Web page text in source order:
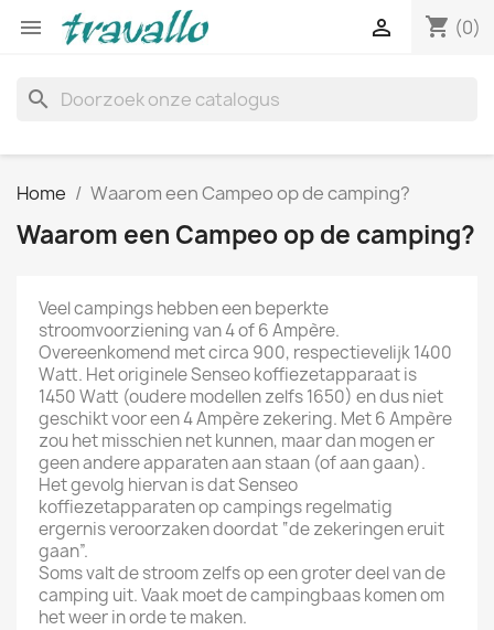
 shopping_cart (0)

search
Home Waarom een Campeo op de camping?
Waarom een Campeo op de camping?
Veel campings hebben een beperkte
stroomvoorziening van 4 of 6 Ampère.
Overeenkomend met circa 900, respectievelijk 1400
Watt. Het originele Senseo koffiezetapparaat is
1450 Watt (oudere modellen zelfs 1650) en dus niet
geschikt voor een 4 Ampère zekering. Met 6 Ampère
zou het misschien net kunnen, maar dan mogen er
geen andere apparaten aan staan (of aan gaan).
Het gevolg hiervan is dat Senseo
koffiezetapparaten op campings regelmatig
ergernis veroorzaken doordat “de zekeringen eruit
gaan”.
Soms valt de stroom zelfs op een groter deel van de
camping uit. Vaak moet de campingbaas komen om
het weer in orde te maken.